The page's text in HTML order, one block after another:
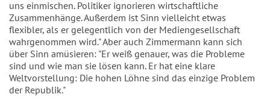
uns einmischen. Politiker ignorieren wirtschaftliche
Zusammenhänge. Außerdem ist Sinn vielleicht etwas
flexibler, als er gelegentlich von der Mediengesellschaft
wahrgenommen wird." Aber auch Zimmermann kann sich
über Sinn amüsieren: "Er weiß genauer, was die Probleme
sind und wie man sie lösen kann. Er hat eine klare
Weltvorstellung: Die hohen Löhne sind das einzige Problem
der Republik."